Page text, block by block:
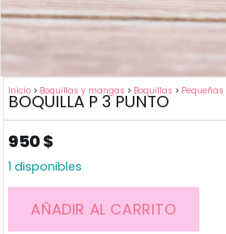
Inicio > Boquillas y mangas > Boquillas > Pequeñas
BOQUILLA P 3 PUNTO
950$
1 disponibles
AÑADIR AL CARRITO